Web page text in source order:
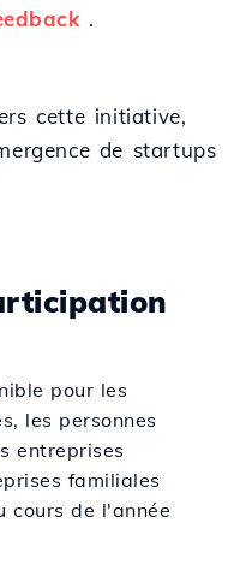
.
cette initiative,
de startups
pour les
les personnes
entreprises
familiales
cours de l'année